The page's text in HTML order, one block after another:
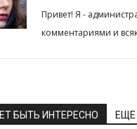
Привет! Я -
комментариями и
БЫТЬ ИНТЕРЕСНО